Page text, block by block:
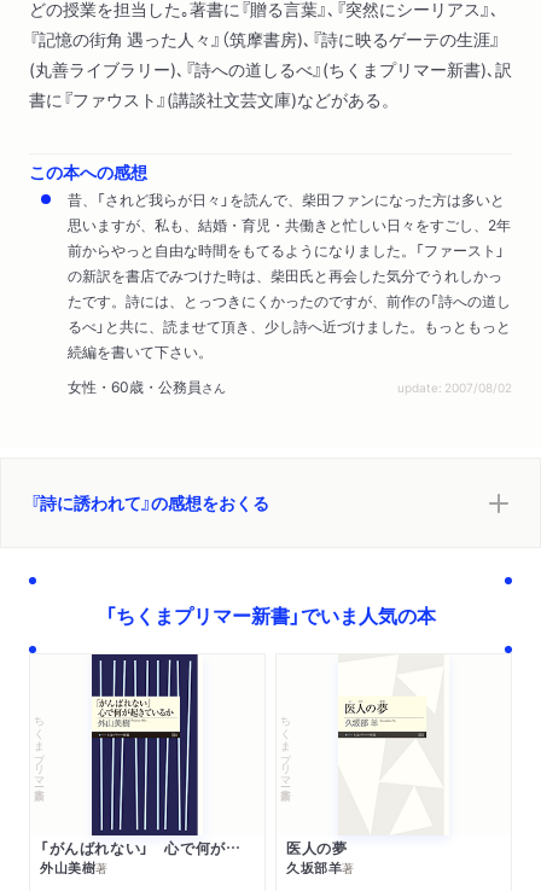
どの授業を担当した｡著書に『贈る言葉』､『突然にシーリアス』､
『記憶の街角 遇った人々』（筑摩書房)､『詩に映るゲーテの生涯』
(丸善ライブラリー)､『詩への道しるべ』(ちくまプリマー新書)､訳
書に『ファウスト』(講談社文芸文庫)などがある。
この本への感想
昔、「されど我らが日々」を読んで、柴田ファンになった方は多いと
思いますが、私も、結婚・育児・共働きと忙しい日々をすごし、2年
前からやっと自由な時間をもてるようになりました。「ファースト」
の新訳を書店でみつけた時は、柴田氏と再会した気分でうれしかっ
たです。詩には、とっつきにくかったのですが、前作の「詩への道し
るべ」と共に、読ませて頂き、少し詩へ近づけました。もっともっと
続編を書いて下さい。
女性・60歳・公務員さん update: 2007/08/02
『詩に誘われて』の感想をおくる
「ちくまプリマー新書」でいま人気の本
ちくまプリマー新書
「がんばれない」 心で何が起きているか
外山美樹著
ちくまプリマー新書
医人の夢
久坂部羊著